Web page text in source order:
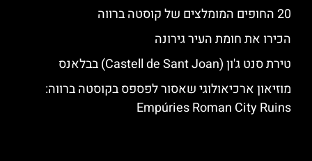
20 החופים המומלצים של קוסטה ברווה
הכירו את חומת העיר גירונה
טירת סנט ג'ון (Castell de Sant Joan) בבלאנס
מוזיאון ארכיאולוגי שאסור לפספס בקוסטה ברווה:
Empúries Roman City Ruins